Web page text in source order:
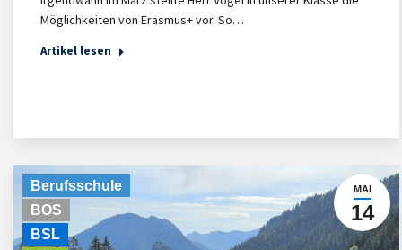
Möglichkeiten von Erasmus+ vor. So…
Artikel lesen
MAI
14
Berufsschule
BOS
BSL